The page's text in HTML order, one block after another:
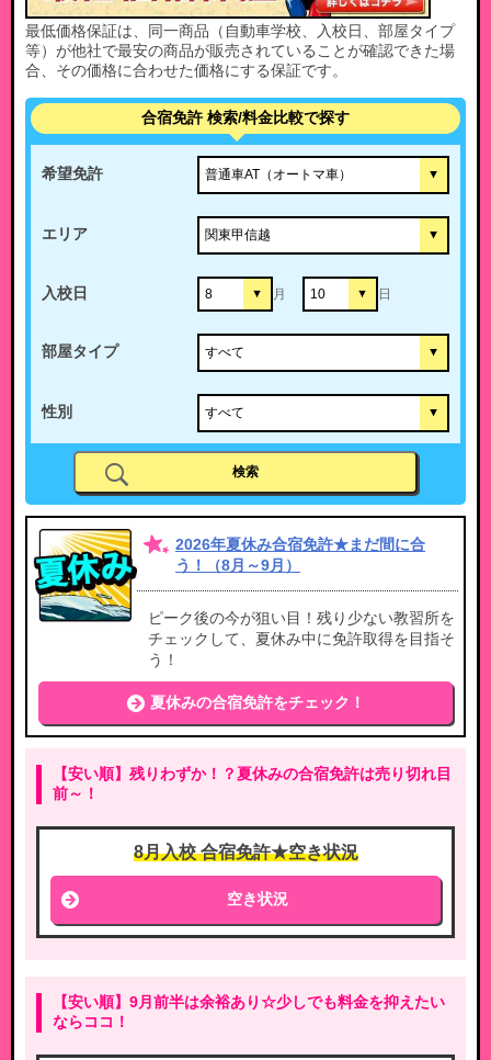
最低価格保証は、同一商品（自動車学校、入校日、部屋タイプ
等）が他社で最安の商品が販売されていることが確認できた場
合、その価格に合わせた価格にする保証です。
合宿免許 検索/料金比較で探す
希望免許
エリア
入校日 月 日
部屋タイプ
性別
2026年夏休み合宿免許★まだ間に合
う！（8月～9月）
ピーク後の今が狙い目！残り少ない教習所を
チェックして、夏休み中に免許取得を目指そ
う！
夏休みの合宿免許をチェック！
【安い順】残りわずか！？夏休みの合宿免許は売り切れ目
前～！
8月入校 合宿免許★空き状況
空き状況
【安い順】9月前半は余裕あり☆少しでも料金を抑えたい
ならココ！